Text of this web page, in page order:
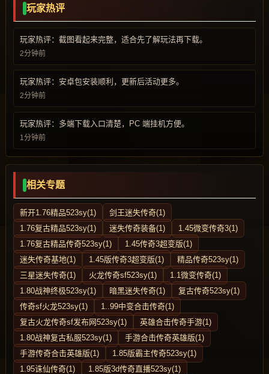
玩家热评
玩家热评：截图看起来完整，适合先了解玩法再下载。
2分钟前
玩家热评：安卓包安装顺利，更新后活动更多。
2分钟前
玩家热评：多端下载入口清楚，PC 端挂机方便。
1分钟前
相关专题
新开1.76精品523sy(1)
剑王迷失传奇(1)
1.76复古精品523sy(1)
迷失传奇装备(1)
1.45微变传奇3(1)
1.76复古精品传奇523sy(1)
1.45传奇3超变版(1)
迷失传奇基地(1)
1.45版传奇3超变版(1)
精品传奇523sy(1)
三星迷失传奇(1)
火龙传奇sf523sy(1)
1.1微变传奇(1)
1.80战神终极523sy(1)
暗黑迷失传奇(1)
复古传奇523sy(1)
传奇sf火龙523sy(1)
1..99中变合击传奇(1)
复古火龙传奇sf发布网523sy(1)
英雄合击传奇手游(1)
1.80战神复古私服523sy(1)
手游合击传奇英雄版(1)
手游传奇合击英雄版(1)
1.85版霸主传奇523sy(1)
1.95诛仙传奇(1)
1.85版3d传奇直播523sy(1)